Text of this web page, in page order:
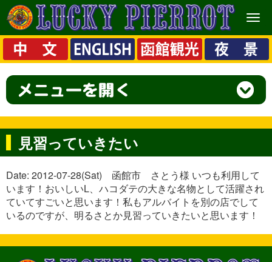
メ
ニ
ュ
ー
見習っていきたい
Date: 2012-07-28(Sat) 函館市 さとう様 いつも利用して
います！おいしいL、ハコダテの大きな名物として活躍され
ていてすごいと思います！私もアルバイトを別の店でして
いるのですが、明るさとか見習っていきたいと思います！